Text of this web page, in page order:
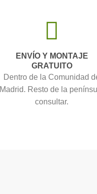
ENVÍO Y MONTAJE
GRATUITO
Dentro de la Comunidad
Madrid. Resto de la
consultar.